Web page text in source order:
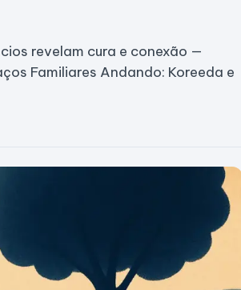
revelam cura e conexão —
Familiares Andando: Koreeda e